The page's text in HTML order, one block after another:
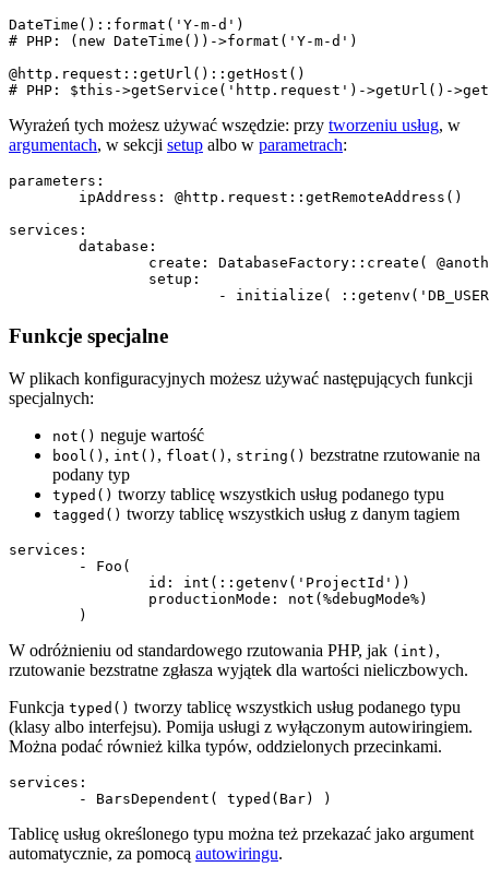
DateTime()::format('Y-m-d')
# PHP: (new DateTime())->format('Y-m-d')
@http.request::getUrl()::getHost()
Wyrażeń tych możesz używać wszędzie: przy tworzeniu usług, w
argumentach, w sekcji setup albo w parametrach:
parameters:
services:
Funkcje specjalne
W plikach konfiguracyjnych możesz używać następujących funkcji
specjalnych:
not() neguje wartość
bool() , int() , float() , string() bezstratne rzutowanie na
podany typ
typed() tworzy tablicę wszystkich usług podanego typu
tagged() tworzy tablicę wszystkich usług z danym tagiem
services:
W odróżnieniu od standardowego rzutowania PHP, jak (int) ,
rzutowanie bezstratne zgłasza wyjątek dla wartości nieliczbowych.
Funkcja typed() tworzy tablicę wszystkich usług podanego typu
(klasy albo interfejsu). Pomija usługi z wyłączonym autowiringiem.
Można podać również kilka typów, oddzielonych przecinkami.
services:
Tablicę usług określonego typu można też przekazać jako argument
automatycznie, za pomocą autowiringu.